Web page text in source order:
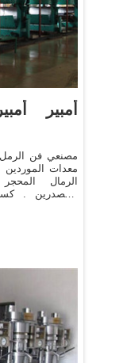
مصنعي فن الرمل
معدات الموردين
الرمال
المصدرين .